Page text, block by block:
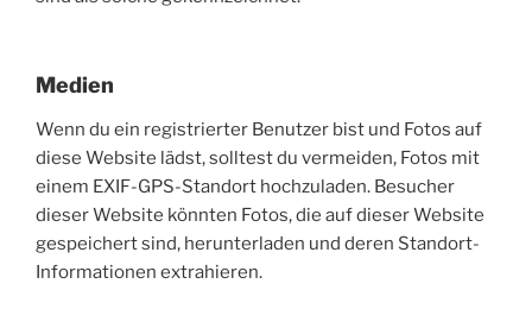
Medien
Wenn du ein registrierter Benutzer bist und Fotos auf
diese Website lädst, solltest du vermeiden, Fotos mit
einem EXIF-GPS-Standort hochzuladen. Besucher
dieser Website könnten Fotos, die auf dieser Website
gespeichert sind, herunterladen und deren Standort-
Informationen extrahieren.